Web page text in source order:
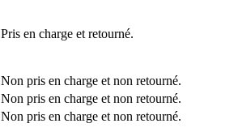
Pris en charge et retourné.
Non pris en charge et non retourné.
Non pris en charge et non retourné.
Non pris en charge et non retourné.